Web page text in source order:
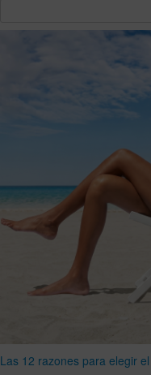
Las 12 razones para elegir